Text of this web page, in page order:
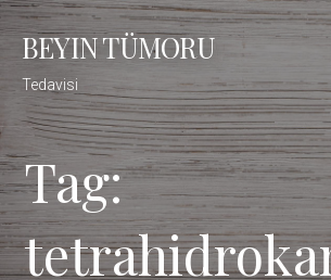
Skip
BEYIN TÜMORU
Tedavisi
Tag: